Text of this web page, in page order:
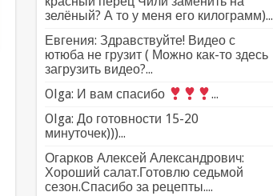
зелёный? А то у меня его килограмм)...
Евгения: Здравствуйте! Видео с
ютюба не грузит ( Можно как-то здесь
загрузить видео?...
Olga: И вам спасибо
...
Olga: До готовности 15-20
минуточек)))...
Огарков Алексей Александрович:
Хороший салат.Готовлю седьмой
сезон.Спасибо за рецепты....